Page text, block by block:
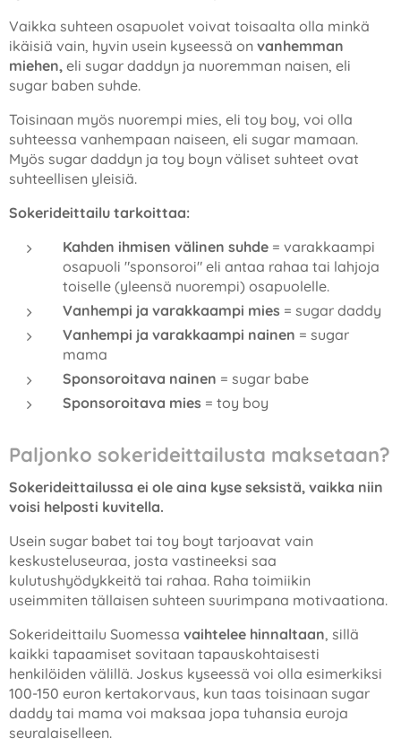
Vaikka suhteen osapuolet voivat toisaalta olla minkä
ikäisiä vain, hyvin usein kyseessä on vanhemman
miehen, eli sugar daddyn ja nuoremman naisen, eli
sugar baben suhde.
Toisinaan myös nuorempi mies, eli toy boy, voi olla
suhteessa vanhempaan naiseen, eli sugar mamaan.
Myös sugar daddyn ja toy boyn väliset suhteet ovat
suhteellisen yleisiä.
Sokerideittailu tarkoittaa:
Kahden ihmisen välinen suhde = varakkaampi
osapuoli "sponsoroi" eli antaa rahaa tai lahjoja
toiselle (yleensä nuorempi) osapuolelle.
Vanhempi ja varakkaampi mies = sugar daddy
Vanhempi ja varakkaampi nainen = sugar
mama
Sponsoroitava nainen = sugar babe
Sponsoroitava mies = toy boy
Paljonko sokerideittailusta maksetaan?
Sokerideittailussa ei ole aina kyse seksistä, vaikka niin
voisi helposti kuvitella.
Usein sugar babet tai toy boyt tarjoavat vain
keskusteluseuraa, josta vastineeksi saa
kulutushyödykkeitä tai rahaa. Raha toimiikin
useimmiten tällaisen suhteen suurimpana motivaationa.
Sokerideittailu Suomessa vaihtelee hinnaltaan, sillä
kaikki tapaamiset sovitaan tapauskohtaisesti
henkilöiden välillä. Joskus kyseessä voi olla esimerkiksi
100-150 euron kertakorvaus, kun taas toisinaan sugar
daddy tai mama voi maksaa jopa tuhansia euroja
seuralaiselleen.